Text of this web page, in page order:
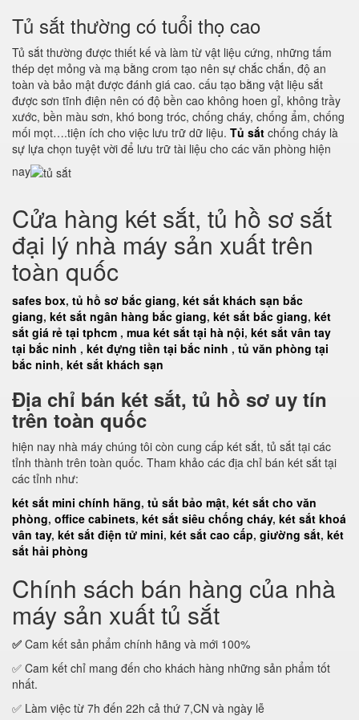
Tủ sắt thường có tuổi thọ cao
Tủ sắt thường được thiết kế và làm từ vật liệu cứng, những tấm
thép dẹt mỏng và mạ bằng crom tạo nên sự chắc chắn, độ an
toàn và bảo mật được đánh giá cao. cấu tạo bằng vật liệu sắt
được sơn tĩnh điện nên có độ bền cao không hoen gỉ, không trầy
xước, bền màu sơn, khó bong tróc, chống cháy, chống ẩm, chống
mối mọt….tiện ích cho việc lưu trữ dữ liệu. Tủ sắt chống cháy là
sự lựa chọn tuyệt vời để lưu trữ tài liệu cho các văn phòng hiện
nay
Cửa hàng két sắt, tủ hồ sơ sắt
đại lý nhà máy sản xuất trên
toàn quốc
safes box, tủ hồ sơ bắc giang, két sắt khách sạn bắc
giang, két sắt ngân hàng bắc giang, két sắt bắc giang, két
sắt giá rẻ tại tphcm , mua két sắt tại hà nội, két sắt vân tay
tại bắc ninh , két đựng tiền tại bắc ninh , tủ văn phòng tại
bắc ninh, két sắt khách sạn
Địa chỉ bán két sắt, tủ hồ sơ uy tín
trên toàn quốc
hiện nay nhà máy chúng tôi còn cung cấp két sắt, tủ sắt tại các
tỉnh thành trên toàn quốc. Tham khảo các địa chỉ bán két sắt tại
các tỉnh như:
két sắt mini chính hãng, tủ sắt bảo mật, két sắt cho văn
phòng, office cabinets, két sắt siêu chống cháy, két sắt khoá
vân tay, két sắt điện tử mini, két sắt cao cấp, giường sắt, két
sắt hải phòng
Chính sách bán hàng của nhà
máy sản xuất tủ sắt
✅ Cam kết sản phẩm chính hãng và mới 100%
✅ Cam kết chỉ mang đến cho khách hàng những sản phẩm tốt
nhất.
✅ Làm việc từ 7h đến 22h cả thứ 7,CN và ngày lễ